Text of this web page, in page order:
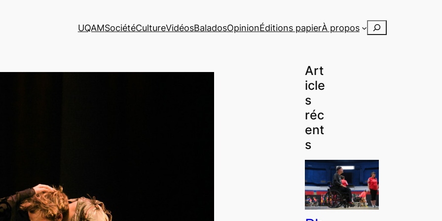
UQAMSociétéCultureVidéosBaladosOpinionÉditions papierÀ propos Rechercher
Art
icle
s
réc
ent
s